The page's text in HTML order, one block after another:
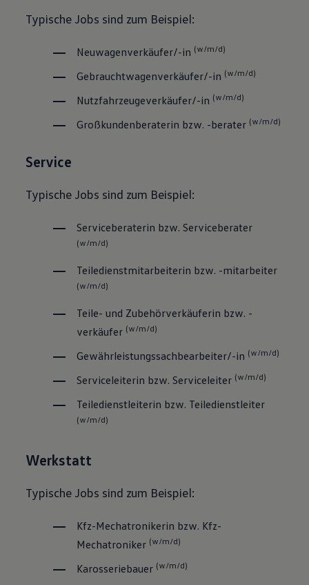
Typische Jobs sind zum Beispiel:
Neuwagenverkäufer/-in (w/m/d)
Gebrauchtwagen­verkäufer/-in (w/m/d)
Nutzfahrzeugeverkäufer/-in (w/m/d)
Großkundenberaterin bzw. -berater (w/m/d)
Service
Typische Jobs sind zum Beispiel:
Serviceberaterin bzw. Serviceberater
(w/m/d)
Teiledienstmitarbeiterin bzw. -mitarbeiter
(w/m/d)
Teile- und Zubehörverkäuferin bzw. -
verkäufer (w/m/d)
Gewährleistungssach­bearbeiter/-in (w/m/d)
Serviceleiterin bzw. Serviceleiter (w/m/d)
Teiledienstleiterin bzw. Teiledienstleiter
(w/m/d)
Werkstatt
Typische Jobs sind zum Beispiel:
Kfz-Mechatronikerin bzw. Kfz-
Mechatroniker (w/m/d)
Karosseriebauer (w/m/d)